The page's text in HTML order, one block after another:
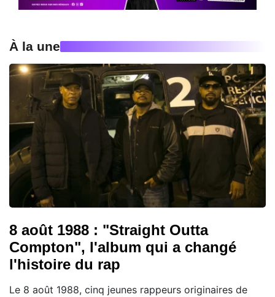
À la une
8 août 1988 : "Straight Outta
Compton", l'album qui a changé
l'histoire du rap
Le 8 août 1988, cinq jeunes rappeurs originaires de